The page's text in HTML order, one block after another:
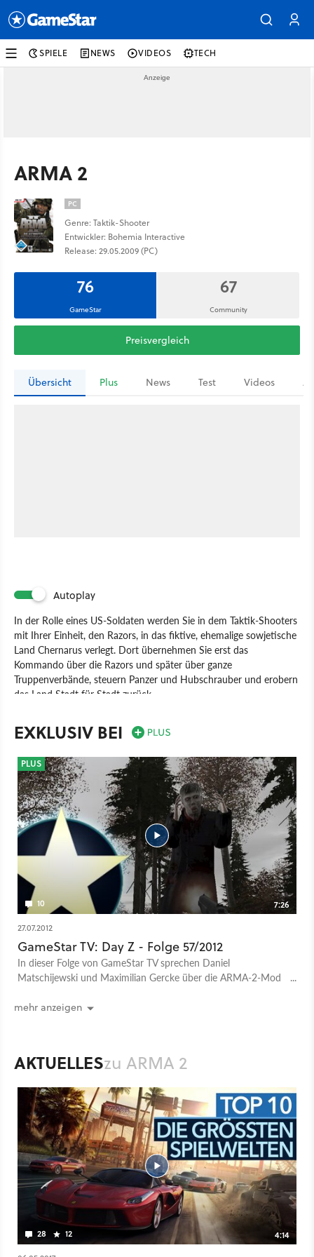
SPIELE NEWS VIDEOS TECH
ARMA 2
PC
Genre: Taktik-Shooter
Entwickler: Bohemia Interactive
Release: 29.05.2009 (PC)
76
GameStar
67
Community
Preisvergleich
Übersicht Plus News Test Videos
Autoplay
In der Rolle eines US-Soldaten werden Sie in dem Taktik-Shooters
mit Ihrer Einheit, den Razors, in das fiktive, ehemalige sowjetische
Land Chernarus verlegt. Dort übernehmen Sie erst das
Kommando über die Razors und später über ganze
Truppenverbände, steuern Panzer und Hubschrauber und erobern
das Land Stadt für Stadt zurück.
Bohemia Interactive
ARMA 2 Shooter
EXKLUSIV BEI
10 7:26
PLUS
27.07.2012
GameStar TV: Day Z - Folge 57/2012
In dieser Folge von GameStar TV sprechen Daniel
Matschijewski und Maximilian Gercke über die ARMA-2-Mod
mehr anzeigen
AKTUELLESzu ARMA 2
28 12
4:14